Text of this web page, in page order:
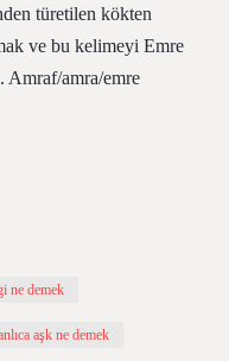
türetilen kökten
ve bu kelimeyi Emre
Amraf/amra/emre
ne demek
aşk ne demek